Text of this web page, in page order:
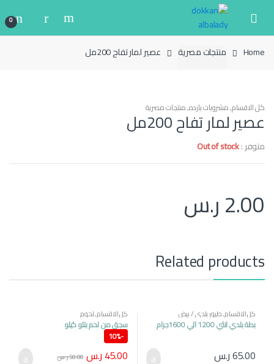
navigation
content
0
Home منتجات مصرية عصير لمار تفاح 200مل
كل الاقسام,مشروبات بارده,منتجات مصرية
عصير لمار تفاح 200مل
متوفر :Out of stock
2.00ر.س
Related products
كل الاقسام,طيور بلدي / بيض
بطة بلدي انثي 1200 الي 1600جرام
65.00ر.س
كل الاقسام,لحوم
سجق من لحم بتلو كيلو
-
10%
45.00 ر.س 50.00ر.س